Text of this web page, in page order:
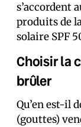
s’accordent
produits de
solaire SPF
Choisir la
brûler
Qu’en est-il
(gouttes)